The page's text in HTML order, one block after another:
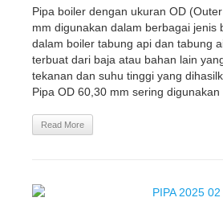
Pipa boiler dengan ukuran OD
mm digunakan dalam berbagai jenis
dalam boiler tabung api dan tabung
terbuat dari baja atau bahan lain
tekanan dan suhu tinggi yang
Pipa OD 60,30 mm sering digunakan
Read More